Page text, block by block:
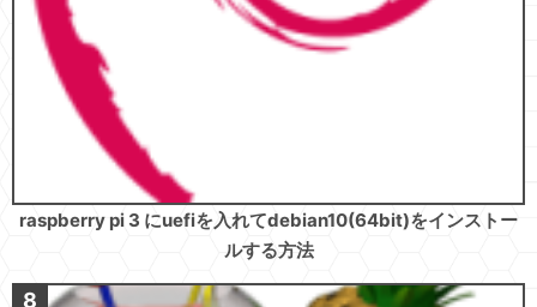
raspberry pi 3 にuefiを入れてdebian10(64bit)をインストー
ルする方法